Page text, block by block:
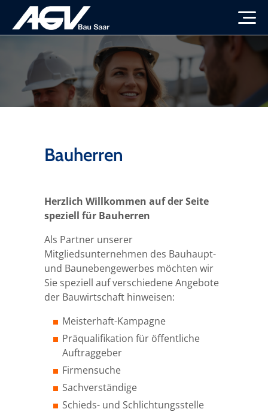
Startseite
Verband
Vorstand & Beirat
Ansprechpartner
Aktuelles
Veranstaltungen
Fotos von Veranstaltungen
Übersicht
Wohnungsbau
Infrastruktur
Nachhaltigkeit & Klimaschutz
Fachkräfte
Tarif & Sozialpolitik
Übersicht
Pressemeldungen
Pressekonferenzen
Saar Bau Report
Mitglieder & Partner
Übersicht
Firmensuche
Innungen & Fachgruppen
Gastmitglieder
Bauherren
Übersicht
Sachverständige
Meisterhaft Bauen
Aus- & Fortbildung
Seminare
Azubi-Kampagne
Übersicht
Mitglied werden
Mitglieder Login
Bauherren
Herzlich Willkommen auf der Seite
speziell für Bauherren
Als Partner unserer
Mitgliedsunternehmen des Bauhaupt-
und Baunebengewerbes möchten wir
Sie speziell auf verschiedene Angebote
der Bauwirtschaft hinweisen:
Meisterhaft-Kampagne
Präqualifikation für öffentliche
Auftraggeber
Firmensuche
Sachverständige
Schieds- und Schlichtungsstelle